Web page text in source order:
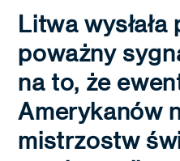
Litwa
poważny
na to, że
Amerykanów
mistrzostw